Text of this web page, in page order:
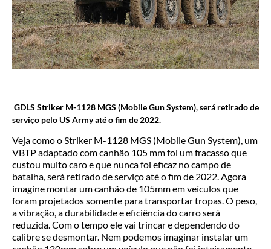
GDLS Striker M-1128 MGS (Mobile Gun System), será retirado de
serviço pelo US Army até o fim de 2022.
Veja como o Striker M-1128 MGS (Mobile Gun System), um
VBTP adaptado com canhão 105 mm foi um fracasso que
custou muito caro e que nunca foi eficaz no campo de
batalha, será retirado de serviço até o fim de 2022. Agora
imagine montar um canhão de 105mm em veículos que
foram projetados somente para transportar tropas. O peso,
a vibração, a durabilidade e eficiência do carro será
reduzida. Com o tempo ele vai trincar e dependendo do
calibre se desmontar. Nem podemos imaginar instalar um